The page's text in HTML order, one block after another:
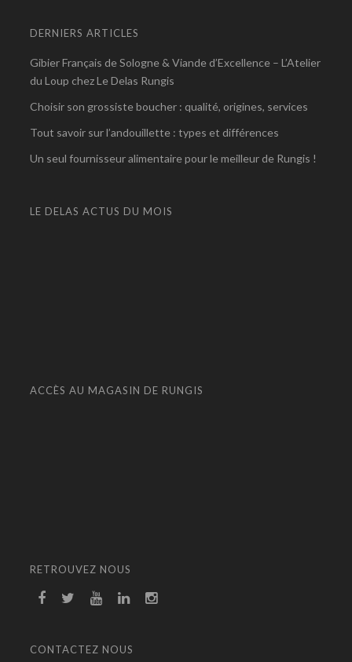
DERNIERS ARTICLES
Gibier Français de Sologne & Viande d’Excellence – L’Atelier
du Loup chez Le Delas Rungis
Choisir son grossiste boucher : qualité, origines, services
Tout savoir sur l’andouillette : types et différences
Un seul fournisseur alimentaire pour le meilleur de Rungis !
LE DELAS ACTUS DU MOIS
ACCÈS AU MAGASIN DE RUNGIS
RETROUVEZ NOUS
CONTACTEZ NOUS